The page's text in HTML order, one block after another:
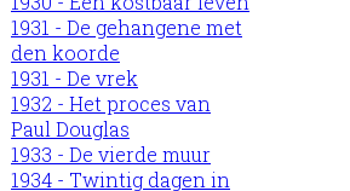
1931 - De gehangene met
den koorde
1931 - De vrek
1932 - Het proces van
Paul Douglas
1933 - De vierde muur
1934 - Twintig dagen in